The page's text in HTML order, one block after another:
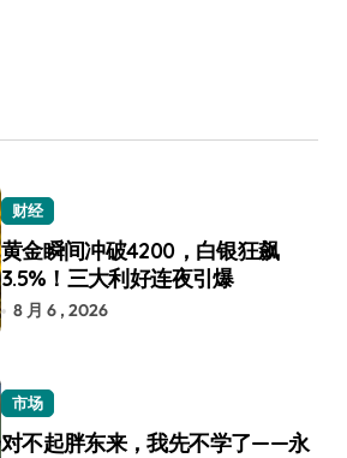
财经
黄金瞬间冲破4200，白银狂飙
3.5%！三大利好连夜引爆
8 月 6 , 2026
市场
对不起胖东来，我先不学了——永